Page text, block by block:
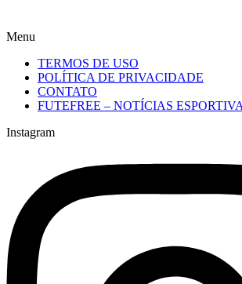
Menu
TERMOS DE USO
POLÍTICA DE PRIVACIDADE
CONTATO
FUTEFREE – NOTÍCIAS
Instagram